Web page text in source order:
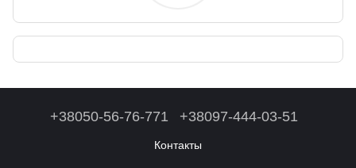
+38050-56-76-771 +38097-444-03-51
Контакты